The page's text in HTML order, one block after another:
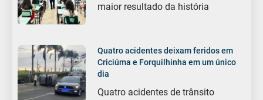
maior resultado da história
Quatro acidentes deixam feridos em
Criciúma e Forquilhinha em um único
dia
Quatro acidentes de trânsito